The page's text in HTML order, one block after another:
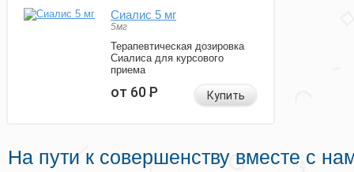
Сиалис 5 мг
5мг
Терапевтическая дозировка
Сиалиса для курсового
приема
от 60Р Купить
На пути к совершенству вместе с